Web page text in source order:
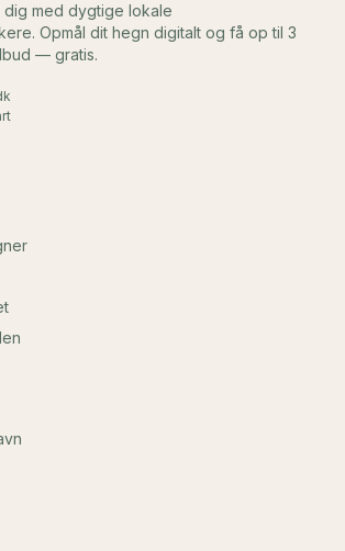
dig med dygtige lokale
Opmål dit hegn digitalt og få op til 3
— gratis.